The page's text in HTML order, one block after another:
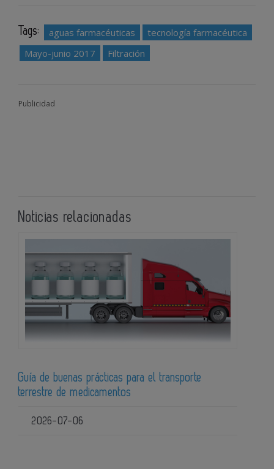
Tags: aguas farmacéuticas
tecnología farmacéutica
Mayo-junio 2017
Filtración
Publicidad
Noticias relacionadas
Guía de buenas prácticas para el transporte
terrestre de medicamentos
2026-07-06